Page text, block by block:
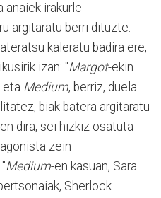
anaiek irakurle
argitaratu berri dituzte:
kaleratu badira ere,
izan: "Margot-ekin
eta Medium, berriz, duela
biak batera argitaratu
dira, sei hizkiz osatuta
zein
Medium-en kasuan, Sara
Sherlock